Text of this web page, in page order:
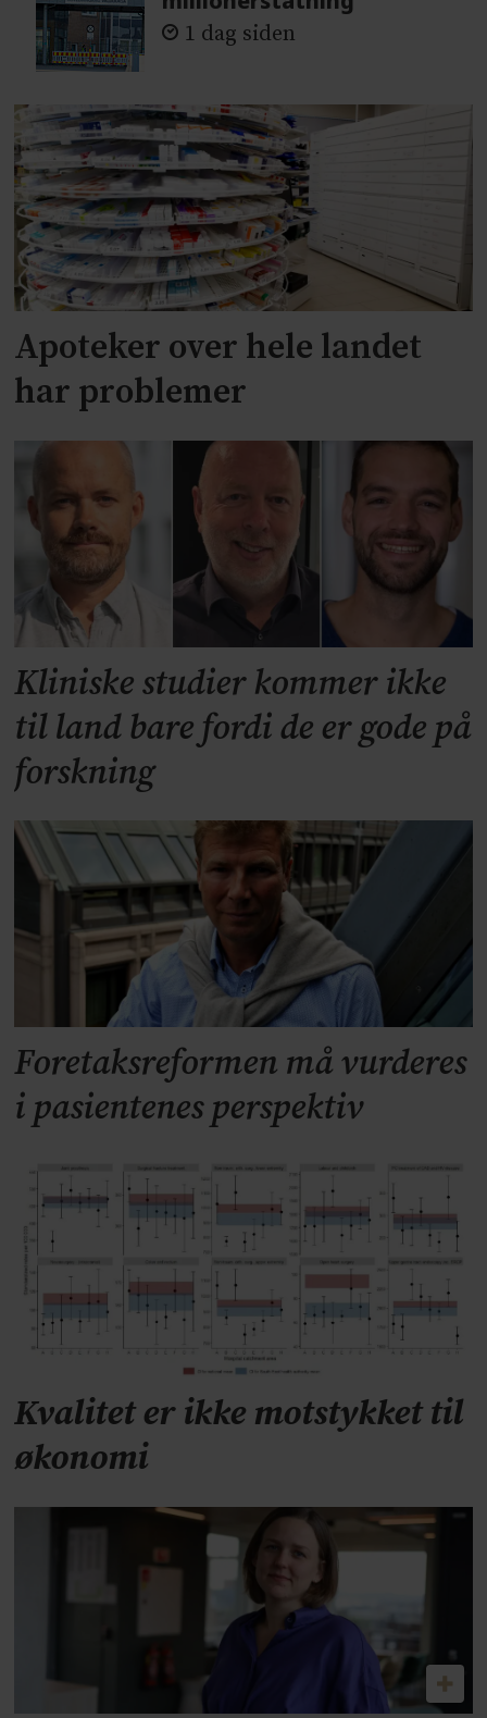
1 dag siden
Apoteker over hele landet
har problemer
Kliniske studier kommer ikke
til land bare fordi de er gode på
forskning
Foretaksreformen må vurderes
i pasientenes perspektiv
Kvalitet er ikke motstykket til
økonomi